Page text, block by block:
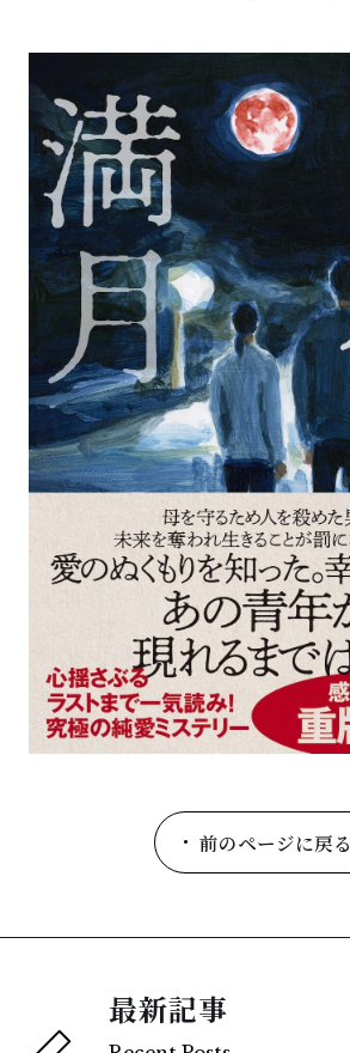
最新記事
前のページに戻る